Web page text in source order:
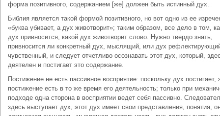
форма позитивного, содержанием [же] должен быть истинный дух.
Библия является такой формой позитивного, но вот одно из ее
«буква убивает, а дух животворит»; таким образом, все дело в том,
дух привносится, какой дух животворит слово. Нужно твердо знать,
привносится ли конкретный дух, мыслящий, или дух
чувственный, и следует отчетливо осознавать этот дух, который,
деятелен и постигает это содержание.
Постижение не есть пассивное восприятие: поскольку дух постигает,
постижение есть в то же время его деятельность; только при
подходе одна сторона в восприятии ведет себя пассивно.
здесь выступает дух, этот дух имеет свои представления, понятия,